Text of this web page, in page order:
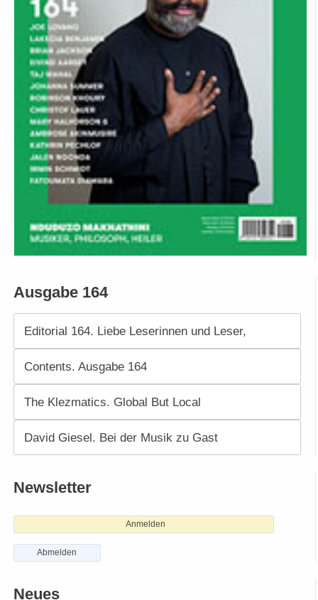
Ausgabe 164
Editorial 164. Liebe Leserinnen und Leser,
Contents. Ausgabe 164
The Klezmatics. Global But Local
David Giesel. Bei der Musik zu Gast
Newsletter
Anmelden
Abmelden
Neues